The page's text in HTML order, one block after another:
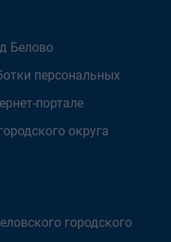
Белово
персональных
портале
округа
городского